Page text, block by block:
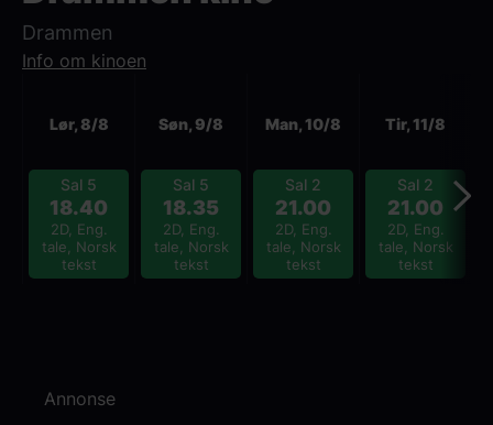
Drammen
Info om kinoen
Lør, 8/8
Sal 5
18.40
2D, Eng.
tale, Norsk
tekst
Søn, 9/8
Sal 5
18.35
2D, Eng.
tale, Norsk
tekst
Man, 10/8
Sal 2
21.00
2D, Eng.
tale, Norsk
tekst
Tir, 11/8
Sal 2
21.00
2D, Eng.
tale, Norsk
tekst
Annonse